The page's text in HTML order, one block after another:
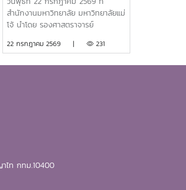
และกิจกรรมต่างๆของอำเภอ
สันทราย
สำนักงานมหาวิทยาลัย มหาวิทยาลัยแม่
โจ้ นำโดย รองศาสตราจารย์
อธิการบดี พร้อมด้วยคณะผู้บริหาร
2569 พร้อมทั้งสนับสนุนโครงการ
22 กรกฎาคม 2569 | 231
ไท กทม.10400